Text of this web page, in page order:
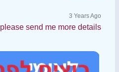
3 Years Ago
please send me more details